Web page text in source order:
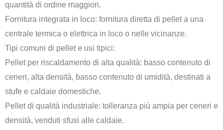
quantità di ordine maggiori.
Fornitura integrata in loco: fornitura diretta di pellet a una
centrale termica o elettrica in loco o nelle vicinanze.
Tipi comuni di pellet e usi tipici:
Pellet per riscaldamento di alta qualità: basso contenuto di
ceneri, alta densità, basso contenuto di umidità, destinati a
stufe e caldaie domestiche.
Pellet di qualità industriale: tolleranza più ampia per ceneri e
densità, venduti sfusi alle caldaie.